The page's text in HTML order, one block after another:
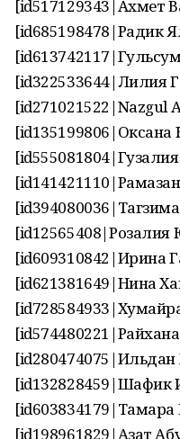
[id517129343|Ахмет
[id685198478|Радик
[id322533644|Лилия
[id271021522|Nazgul
[id135199806|Оксана
[id609310842|Ирина
[id621381649|Нина
[id280474075|Ильдан
[id132828459|Шафик
[id603834179|Тамара
[id198961829|Азат